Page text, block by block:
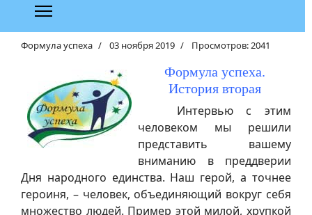
Формула успеха 03 ноября 2019 Просмотров: 2041
Формула успеха.
История вторая
Интервью с этим
человеком мы решили
представить вашему
вниманию в преддверии
Дня народного единства. Наш герой, а точнее
героиня, – человек, объединяющий вокруг себя
множество людей. Пример этой милой, хрупкой